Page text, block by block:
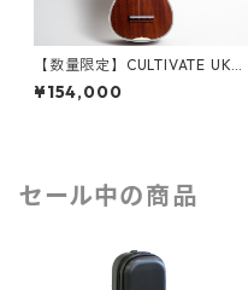
【数量限定】CULTIVATE UKU
LELE D3M-W（フィジーマホ
ガニー）ソプラノウクレレ
¥154,000
セール中の商品